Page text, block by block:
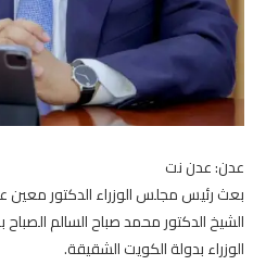
عدن: عدن نت
بعث رئيس مجلس الوزراء الدكتور معين
الشيخ الدكتور محمد صباح السالم
الوزراء بدولة الكويت الشقيقة.